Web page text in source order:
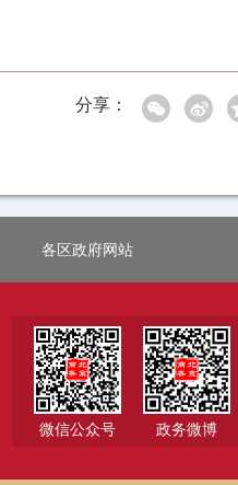
分享：
各区政府网站
微信公众号
政务微博